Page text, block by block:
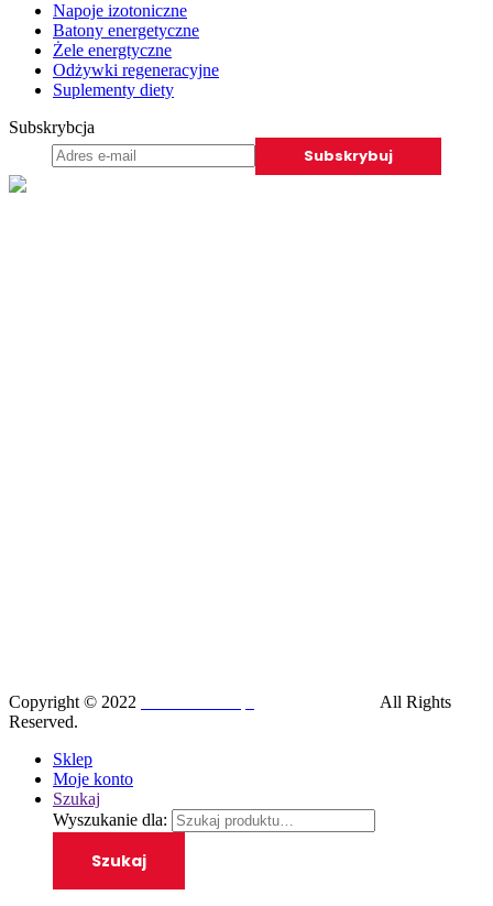
Napoje izotoniczne
Batony energetyczne
Żele energtyczne
Odżywki regeneracyjne
Suplementy diety
Subskrybcja
Copyright © 2022
All Rights
Reserved.
Sklep
Moje konto
Szukaj
Wyszukanie dla:
Szukaj